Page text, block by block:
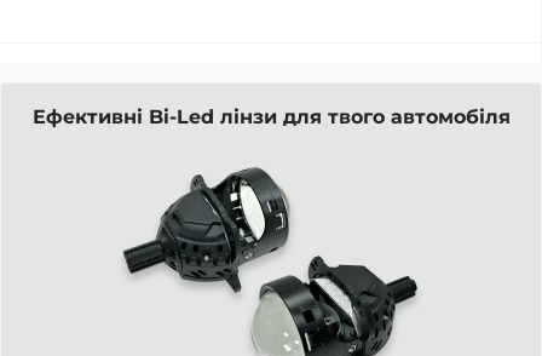
Ефективні Bi-Led лінзи для твого автомобіля